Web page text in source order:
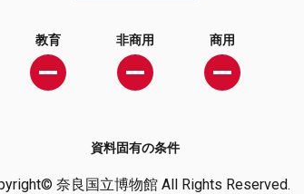
教育 非商用 商用
資料固有の条件
奈良国立博物館 All Rights Reserved.